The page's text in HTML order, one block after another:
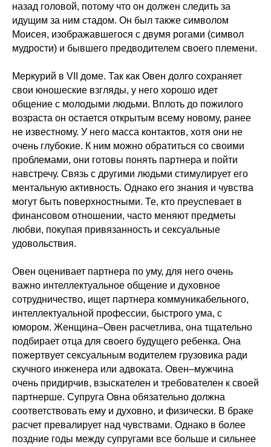
назад головой, потому что он должен следить за
идущим за ним стадом. Он был также символом
Моисея, изображавшегося с двумя рогами (символ
мудрости) и бывшего предводителем своего племени.
Меркурий в VII доме. Так как Овен долго сохраняет
свои юношеские взгляды, у него хорошо идет
общение с молодыми людьми. Вплоть до пожилого
возраста он остается открытым всему новому, ранее
не известному. У него масса контактов, хотя они не
очень глубокие. К ним можно обратиться со своими
проблемами, они готовы понять партнера и пойти
навстречу. Связь с другими людьми стимулирует его
ментальную активность. Однако его знания и чувства
могут быть поверхностными. Те, кто преуспевает в
финансовом отношении, часто меняют предметы
любви, покупая привязанность и сексуальные
удовольствия.
Овен оценивает партнера по уму, для него очень
важно интеллектуальное общение и духовное
сотрудничество, ищет партнера коммуникабельного,
интеллектуальной профессии, быстрого ума, с
юмором. Женщина–Овен расчетлива, она тщательно
подбирает отца для своего будущего ребенка. Она
пожертвует сексуальным водителем грузовика ради
скучного инженера или адвоката. Овен–мужчина
очень придирчив, взыскателен и требователен к своей
партнерше. Супруга Овна обязательно должна
соответствовать ему и духовно, и физически. В браке
расчет превалирует над чувствами. Однако в более
поздние годы между супругами все больше и сильнее